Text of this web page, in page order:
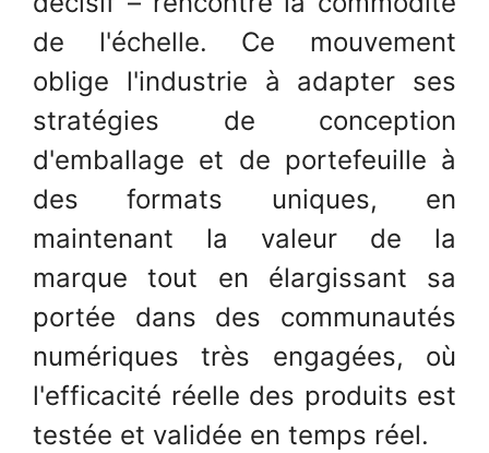
de l'échelle. Ce mouvement
oblige l'industrie à adapter ses
stratégies de conception
d'emballage et de portefeuille à
des formats uniques, en
maintenant la valeur de la
marque tout en élargissant sa
portée dans des communautés
numériques très engagées, où
l'efficacité réelle des produits est
testée et validée en temps réel.